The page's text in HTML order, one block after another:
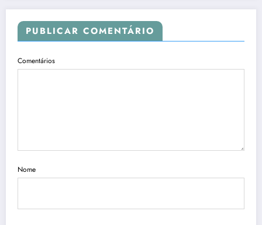
PUBLICAR COMENTÁRIO
Comentários
Nome